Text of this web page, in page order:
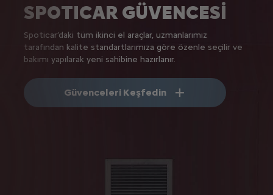
SPOTICAR GÜVENCESİ​
Spoticar’daki tüm ikinci el araçlar, uzmanlarımız
tarafından kalite standartlarımıza göre özenle seçilir ve
bakımı yapılarak yeni sahibine hazırlanır.
Güvenceleri Keşfedin